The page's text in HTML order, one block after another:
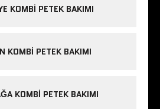
KOMBI PETEK BAKIMI
KOMBI PETEK BAKIMI
KOMBI PETEK BAKIMI